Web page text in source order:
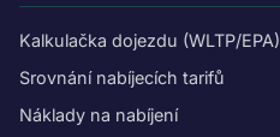
Kalkulačka dojezdu (WLTP/EPA)
Srovnání nabíjecích tarifů
Náklady na nabíjení